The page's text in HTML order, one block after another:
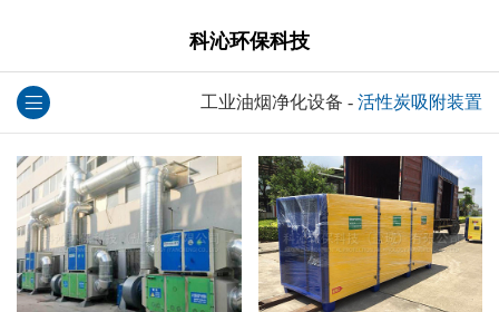
科沁环保科技
工业油烟净化设备 - 活性炭吸附装置